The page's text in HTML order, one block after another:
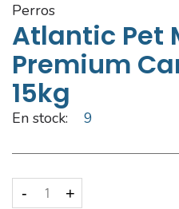
perros
Atlantic Pet
Premium
15kg
En stock: 9
- +